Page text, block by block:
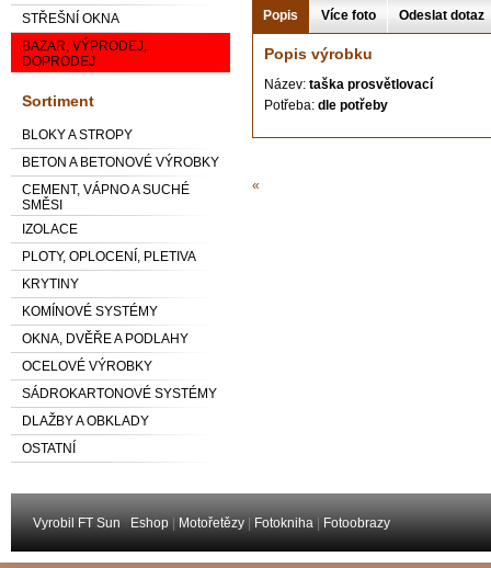
STŘEŠNÍ OKNA
BAZAR, VÝPRODEJ,
DOPRODEJ
Sortiment
BLOKY A STROPY
BETON A BETONOVÉ VÝROBKY
CEMENT, VÁPNO A SUCHÉ
SMĚSI
IZOLACE
PLOTY, OPLOCENÍ, PLETIVA
KRYTINY
KOMÍNOVÉ SYSTÉMY
OKNA, DVĚŘE A PODLAHY
OCELOVÉ VÝROBKY
SÁDROKARTONOVÉ SYSTÉMY
DLAŽBY A OBKLADY
OSTATNÍ
Popis Více foto Odeslat dotaz
Popis výrobku
Název: taška prosvětlovací
Potřeba: dle potřeby
«
Vyrobil FT Sun Eshop | Motořetězy | Fotokniha | Fotoobrazy